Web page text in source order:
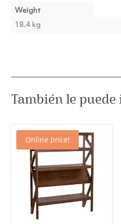
Weight
18.4 kg
También le
Online price!